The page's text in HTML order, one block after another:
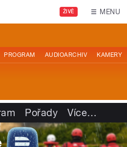
ŽIVĚ MENU
PROGRAM AUDIOARCHIV KAMERY
Pořady Více…